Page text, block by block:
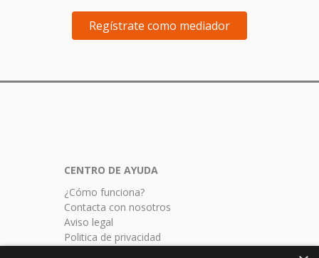
Regístrate como mediador
CENTRO DE AYUDA
¿Cómo funciona?
Contacta con nosotros
Aviso legal
Politica de privacidad